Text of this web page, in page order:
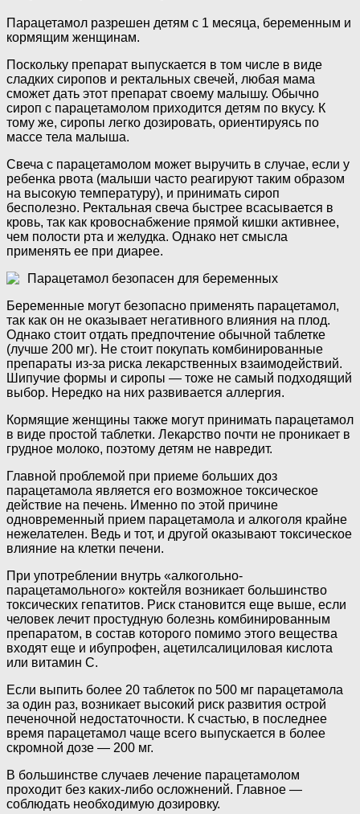
Парацетамол разрешен детям с 1 месяца, беременным и
кормящим женщинам.
Поскольку препарат выпускается в том числе в виде
сладких сиропов и ректальных свечей, любая мама
сможет дать этот препарат своему малышу. Обычно
сироп с парацетамолом приходится детям по вкусу. К
тому же, сиропы легко дозировать, ориентируясь по
массе тела малыша.
Свеча с парацетамолом может выручить в случае, если у
ребенка рвота (малыши часто реагируют таким образом
на высокую температуру), и принимать сироп
бесполезно. Ректальная свеча быстрее всасывается в
кровь, так как кровоснабжение прямой кишки активнее,
чем полости рта и желудка. Однако нет смысла
применять ее при диарее.
Парацетамол безопасен для беременных
Беременные могут безопасно применять парацетамол,
так как он не оказывает негативного влияния на плод.
Однако стоит отдать предпочтение обычной таблетке
(лучше 200 мг). Не стоит покупать комбинированные
препараты из-за риска лекарственных взаимодействий.
Шипучие формы и сиропы — тоже не самый подходящий
выбор. Нередко на них развивается аллергия.
Кормящие женщины также могут принимать парацетамол
в виде простой таблетки. Лекарство почти не проникает в
грудное молоко, поэтому детям не навредит.
Главной проблемой при приеме больших доз
парацетамола является его возможное токсическое
действие на печень. Именно по этой причине
одновременный прием парацетамола и алкоголя крайне
нежелателен. Ведь и тот, и другой оказывают токсическое
влияние на клетки печени.
При употреблении внутрь «алкогольно-
парацетамольного» коктейля возникает большинство
токсических гепатитов. Риск становится еще выше, если
человек лечит простудную болезнь комбинированным
препаратом, в состав которого помимо этого вещества
входят еще и ибупрофен, ацетилсалициловая кислота
или витамин С.
Если выпить более 20 таблеток по 500 мг парацетамола
за один раз, возникает высокий риск развития острой
печеночной недостаточности. К счастью, в последнее
время парацетамол чаще всего выпускается в более
скромной дозе — 200 мг.
В большинстве случаев лечение парацетамолом
проходит без каких-либо осложнений. Главное —
соблюдать необходимую дозировку.